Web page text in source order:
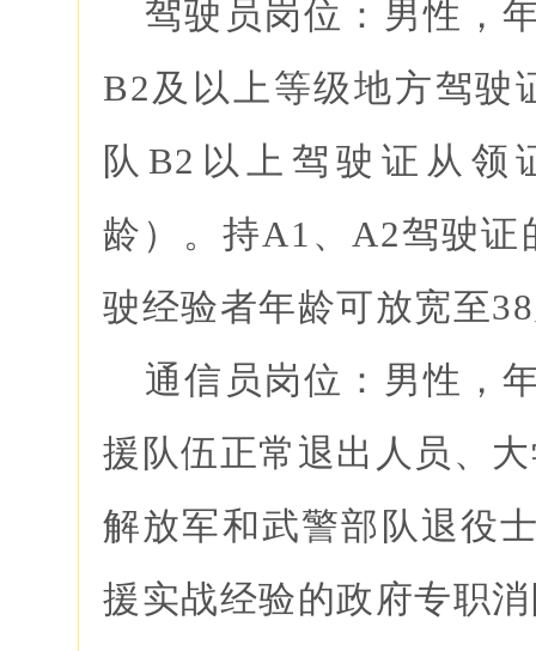
驾驶员岗位：男性，
B2及以上等级地方驾驶
队B2以上驾驶证从领
龄）。持A1、A2驾驶
驶经验者年龄可放宽至
通信员岗位：男性，
援队伍正常退出人员、
解放军和武警部队退役
援实战经验的政府专职